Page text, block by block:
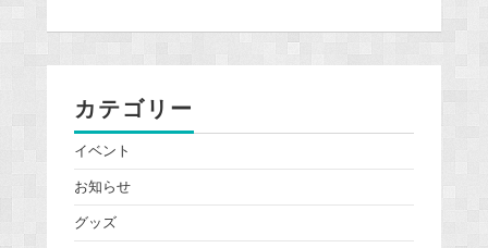
カテゴリー
イベント
お知らせ
グッズ